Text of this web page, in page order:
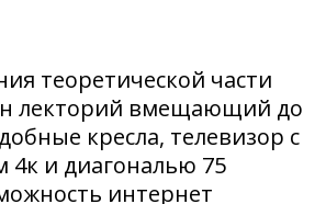
теоретической части
лекторий вмещающий до
кресла, телевизор с
4к и диагональю 75
интернет